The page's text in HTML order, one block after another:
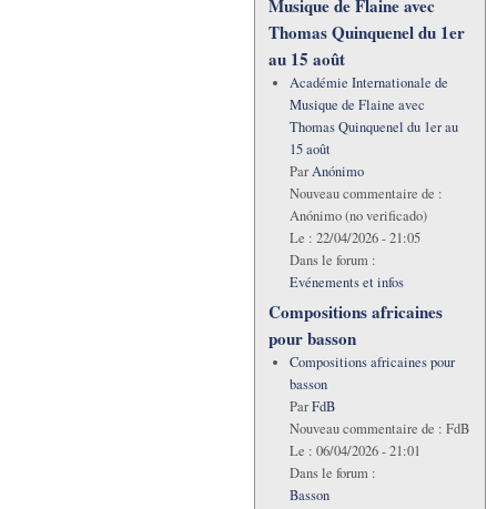
Musique de Flaine avec
Thomas Quinquenel du 1er
au 15 août
Académie Internationale de
Musique de Flaine avec
Thomas Quinquenel du 1er au
15 août
ParAnónimo
Nouveau commentaire de :
Anónimo (no verificado)
Le : 22/04/2026 - 21:05
Dans le forum :
Evénements et infos
Compositions africaines
pour basson
Compositions africaines pour
basson
ParFdB
Nouveau commentaire de : FdB
Le : 06/04/2026 - 21:01
Dans le forum :
Basson